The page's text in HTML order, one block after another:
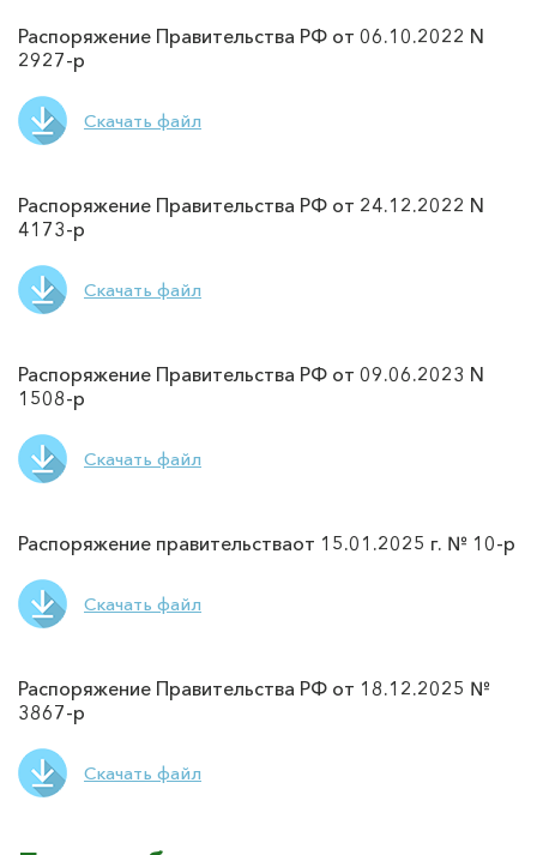
Распоряжение Правительства РФ от 06.10.2022 N
2927-р
Скачать файл
Распоряжение Правительства РФ от 24.12.2022 N
4173-р
Скачать файл
Распоряжение Правительства РФ от 09.06.2023 N
1508-р
Скачать файл
Распоряжение правительстваот 15.01.2025 г. № 10-р
Скачать файл
Распоряжение Правительства РФ от 18.12.2025 №
3867-р
Скачать файл